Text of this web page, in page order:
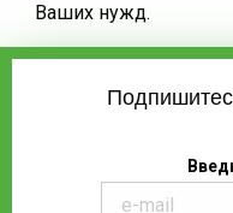
Ваших нужд.